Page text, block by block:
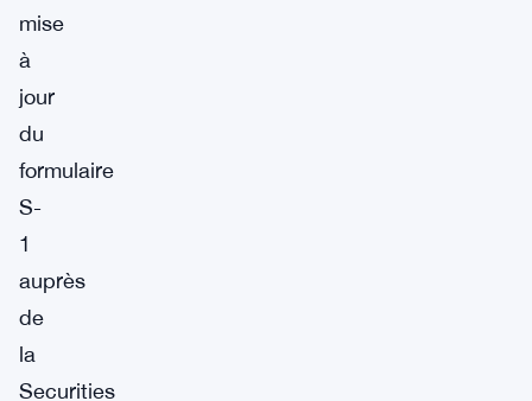
mise
à
jour
du
formulaire
S-
1
auprès
de
la
Securities